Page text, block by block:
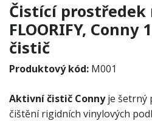
Čistící prostředek
FLOORIFY,
čistič
Produktový kód: M001
Aktivní čistič Connyje šetrný
čištění rigidních vinylových